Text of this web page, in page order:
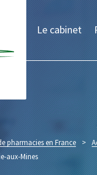
Le cabinet
pharmacies en France >
aux-Mines